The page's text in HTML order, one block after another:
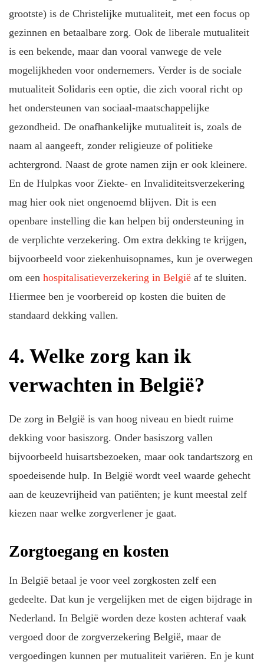
grootste) is de Christelijke mutualiteit, met een focus op
gezinnen en betaalbare zorg. Ook de liberale mutualiteit
is een bekende, maar dan vooral vanwege de vele
mogelijkheden voor ondernemers. Verder is de sociale
mutualiteit Solidaris een optie, die zich vooral richt op
het ondersteunen van sociaal-maatschappelijke
gezondheid. De onafhankelijke mutualiteit is, zoals de
naam al aangeeft, zonder religieuze of politieke
achtergrond. Naast de grote namen zijn er ook kleinere.
En de Hulpkas voor Ziekte- en Invaliditeitsverzekering
mag hier ook niet ongenoemd blijven. Dit is een
openbare instelling die kan helpen bij ondersteuning in
de verplichte verzekering. Om extra dekking te krijgen,
bijvoorbeeld voor ziekenhuisopnames, kun je overwegen
om een hospitalisatieverzekering in Belgiëaf te sluiten.
Hiermee ben je voorbereid op kosten die buiten de
standaard dekking vallen.
4. Welke zorg kan ik
verwachten in België?
De zorg in België is van hoog niveau en biedt ruime
dekking voor basiszorg. Onder basiszorg vallen
bijvoorbeeld huisartsbezoeken, maar ook tandartszorg en
spoedeisende hulp. In België wordt veel waarde gehecht
aan de keuzevrijheid van patiënten; je kunt meestal zelf
kiezen naar welke zorgverlener je gaat.
Zorgtoegang en kosten
In België betaal je voor veel zorgkosten zelf een
gedeelte. Dat kun je vergelijken met de eigen bijdrage in
Nederland. In België worden deze kosten achteraf vaak
vergoed door de zorgverzekering België, maar de
vergoedingen kunnen per mutualiteit variëren. En je kunt